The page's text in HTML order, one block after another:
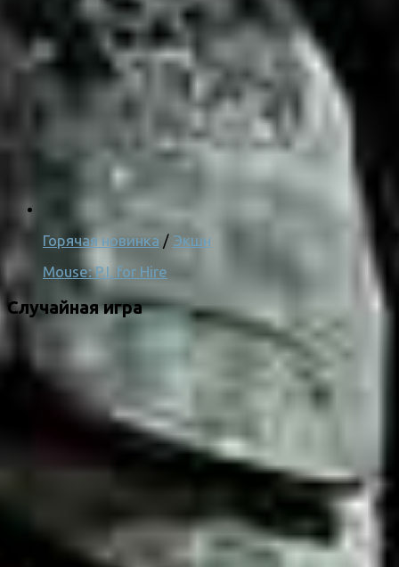
Горячая новинка / Экшн
Mouse: P.I. for Hire
Случайная игра